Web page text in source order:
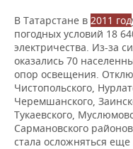
В Татарстане в 2011 год
погодных условий 18
электричества. Из-за
оказались 70
опор освещения.
Чистопольского,
Черемшанского,
Тукаевского,
Сармановского
стала осложняться еще